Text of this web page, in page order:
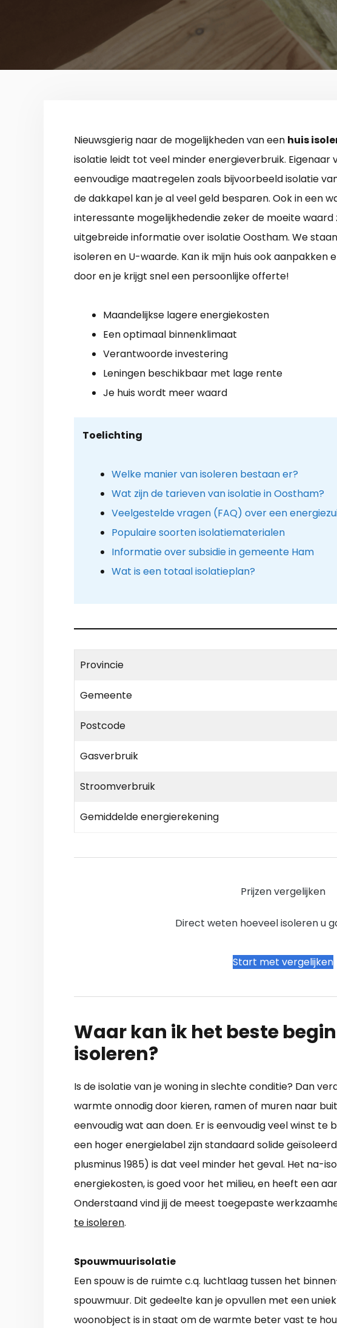
Nieuwsgierig naar de mogelijkheden van een huis
isolatie leidt tot veel minder energieverbruik. Eigenaar
eenvoudige maatregelen zoals bijvoorbeeld isolatie
de dakkapel kan je al veel geld besparen. Ook in een
interessante mogelijkhedendie zeker de moeite waard
uitgebreide informatie over isolatie Oostham. We
isoleren en U-waarde. Kan ik mijn huis ook aanpakken
door en je krijgt snel een persoonlijke offerte!
Maandelijkse lagere energiekosten
Een optimaal binnenklimaat
Verantwoorde investering
Leningen beschikbaar met lage rente
Je huis wordt meer waard
Toelichting
Welke manier van isoleren bestaan er?
Wat zijn de tarieven van isolatie in Oostham?
Veelgestelde vragen (FAQ) over een
Populaire soorten isolatiematerialen
Informatie over subsidie in gemeente Ham
Wat is een totaal isolatieplan?
Provincie
Gemeente
Postcode
Gasverbruik
Stroomverbruik
Gemiddelde energierekening
Prijzen vergelijken
Direct weten hoeveel isoleren u
Start met vergelijken
Waar kan ik het beste
isoleren?
Is de isolatie van je woning in slechte conditie? Dan
warmte onnodig door kieren, ramen of muren naar
eenvoudig wat aan doen. Er is eenvoudig veel winst te
een hoger energielabel zijn standaard solide
plusminus 1985) is dat veel minder het geval. Het na-
energiekosten, is goed voor het milieu, en heeft een
Onderstaand vind jij de meest toegepaste
te isoleren.
Spouwmuurisolatie
Een spouw is de ruimte c.q. luchtlaag tussen het
spouwmuur. Dit gedeelte kan je opvullen met een
woonobject is in staat om de warmte beter vast te